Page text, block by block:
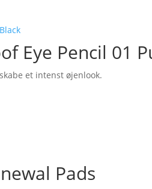
Eye Pencil 01
et intenst øjenlook.
Pads